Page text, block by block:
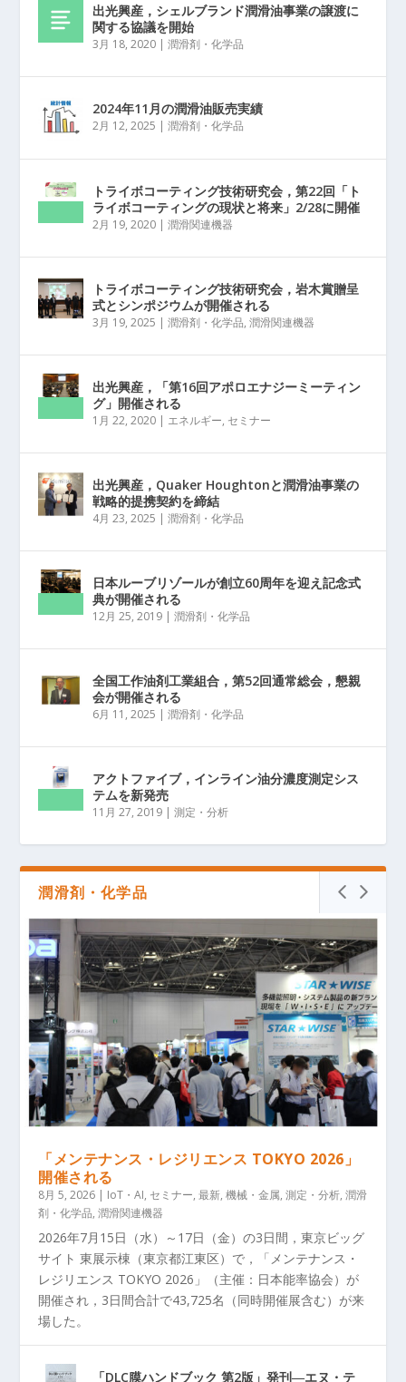
出光興産，シェルブランド潤滑油事業の譲渡に
関する協議を開始
3月 18, 2020 |潤滑剤・化学品
2024年11月の潤滑油販売実績
2月 12, 2025 |潤滑剤・化学品
トライボコーティング技術研究会，第22回「ト
ライボコーティングの現状と将来」2/28に開催
2月 19, 2020 |潤滑関連機器
トライボコーティング技術研究会，岩木賞贈呈
式とシンポジウムが開催される
3月 19, 2025 |潤滑剤・化学品,潤滑関連機器
出光興産，「第16回アポロエナジーミーティン
グ」開催される
1月 22, 2020 | エネルギー, セミナー
出光興産，Quaker Houghtonと潤滑油事業の
戦略的提携契約を締結
4月 23, 2025 |潤滑剤・化学品
日本ルーブリゾールが創立60周年を迎え記念式
典が開催される
12月 25, 2019 |潤滑剤・化学品
全国工作油剤工業組合，第52回通常総会，懇親
会が開催される
6月 11, 2025 |潤滑剤・化学品
アクトファイブ，インライン油分濃度測定シス
テムを新発売
11月 27, 2019 |測定・分析
潤滑剤・化学品
「メンテナンス・レジリエンス TOKYO 2026」
開催される
8月 5, 2026 | IoT・AI, セミナー,最新,機械・金属,測定・分析,潤滑
剤・化学品,潤滑関連機器
2026年7月15日（水）～17日（金）の3日間，東京ビッグ
サイト 東展示棟（東京都江東区）で，「メンテナンス・
レジリエンス TOKYO 2026」（主催：日本能率協会）が
開催され，3日間合計で43,725名（同時開催展含む）が来
場した。
「DLC膜ハンドブック 第2版」発刊―エヌ・テ